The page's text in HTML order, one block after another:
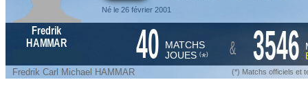
Né le 26 février 2001
Fredrik
HAMMAR
40 MATCHS
JOUES (*) & 3546
Fredrik Carl Michael HAMMAR (*) Matchs officiels et